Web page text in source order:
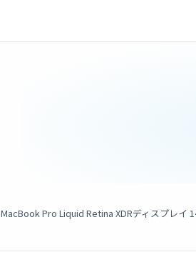
MacBook Pro Liquid Retina XDRディスプレイ